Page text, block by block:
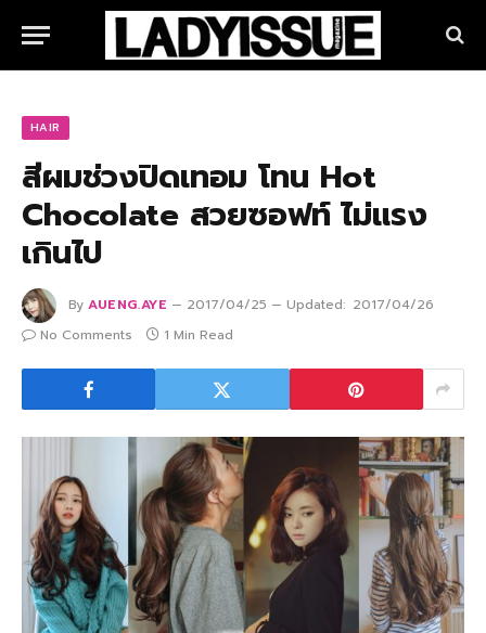
HAIR
สีผมช่วงปิดเทอม โทน Hot
Chocolate สวยซอฟท์ ไม่แรง
เกินไป
By AUENG.AYE 2017/04/25 Updated: 2017/04/26
No Comments
1 Min Read